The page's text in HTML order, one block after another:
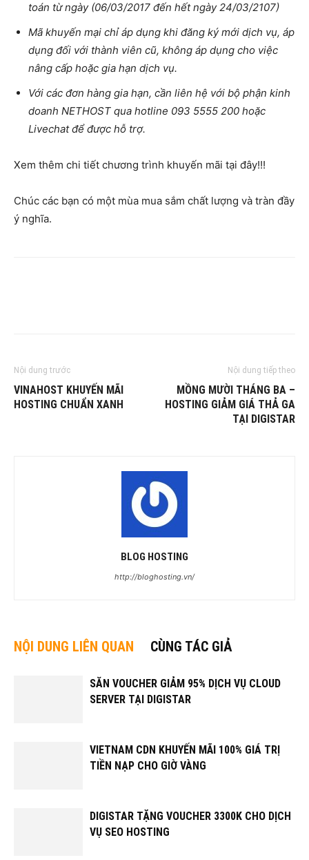
toán từ ngày (06/03/2017 đến hết ngày 24/03/2107)
Mã khuyến mại chỉ áp dụng khi đăng ký mới dịch vụ, áp
dụng đối với thành viên cũ, không áp dụng cho việc
nâng cấp hoặc gia hạn dịch vụ.
Với các đơn hàng gia hạn, cần liên hệ với bộ phận kinh
doanh NETHOST qua hotline 093 5555 200 hoặc
Livechat để được hỗ trợ.
Xem thêm chi tiết chương trình khuyến mãi tại đây!!!
Chúc các bạn có một mùa mua sắm chất lượng và tràn đầy
ý nghĩa.
Nội dung trước
VINAHOST KHUYẾN MÃI
HOSTING CHUẨN XANH
Nội dung tiếp theo
MỒNG MƯỜI THÁNG BA –
HOSTING GIẢM GIÁ THẢ GA
TẠI DIGISTAR
BLOG HOSTING
http://bloghosting.vn/
NỘI DUNG LIÊN QUAN CÙNG TÁC GIẢ
SĂN VOUCHER GIẢM 95% DỊCH VỤ CLOUD
SERVER TẠI DIGISTAR
VIETNAM CDN KHUYẾN MÃI 100% GIÁ TRỊ
TIỀN NẠP CHO GIỜ VÀNG
DIGISTAR TẶNG VOUCHER 3300K CHO DỊCH
VỤ SEO HOSTING